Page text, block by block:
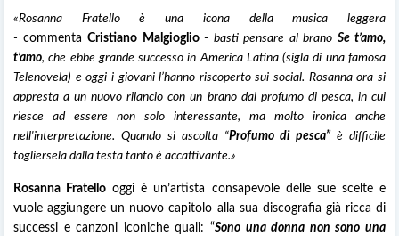
«Rosanna Fratello è una icona della musica leggera
- commenta Cristiano Malgioglio- basti pensare al brano Se t’amo,
t’amo, che ebbe grande successo in America Latina (sigla di una famosa
Telenovela) e oggi i giovani l’hanno riscoperto sui social. Rosanna ora si
appresta a un nuovo rilancio con un brano dal profumo di pesca, in cui
riesce ad essere non solo interessante, ma molto ironica anche
nell'interpretazione. Quando si ascolta “Profumo di pesca”è difficile
togliersela dalla testa tanto è accattivante.»
Rosanna Fratello oggi è un’artista consapevole delle sue scelte e
vuole aggiungere un nuovo capitolo alla sua discografia già ricca di
successi e canzoni iconiche quali: “Sono una donna non sono una